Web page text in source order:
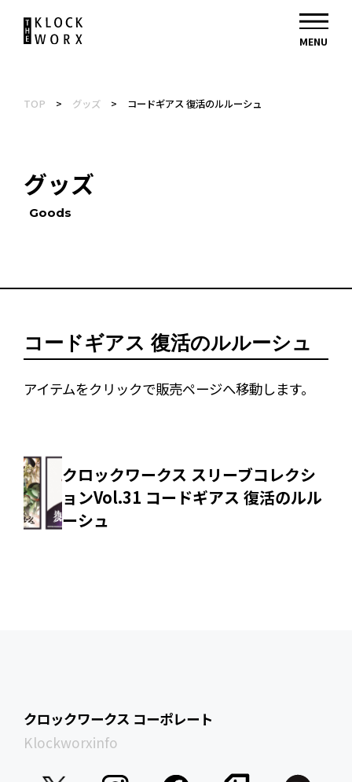
TOP > グッズ > コードギアス 復活のルルーシュ
グッズ
Goods
コードギアス 復活のルルーシュ
アイテムをクリックで販売ページへ移動します。
クロックワークス スリーブコレクシ
ョンVol.31 コードギアス 復活のルル
ーシュ
クロックワークス コーポレート
Klockworxinfo